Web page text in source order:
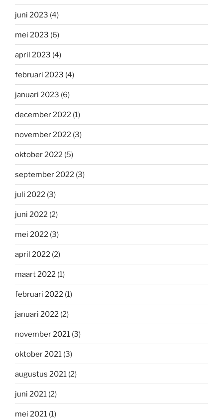
juni 2023 (4)
mei 2023 (6)
april 2023 (4)
februari 2023 (4)
januari 2023 (6)
december 2022 (1)
november 2022 (3)
oktober 2022 (5)
september 2022 (3)
juli 2022 (3)
juni 2022 (2)
mei 2022 (3)
april 2022 (2)
maart 2022 (1)
februari 2022 (1)
januari 2022 (2)
november 2021 (3)
oktober 2021 (3)
augustus 2021 (2)
juni 2021 (2)
mei 2021 (1)